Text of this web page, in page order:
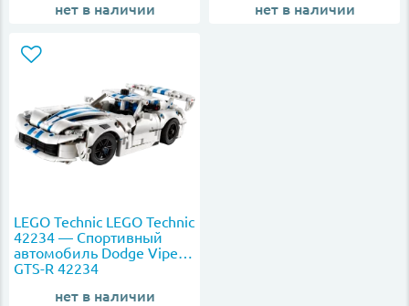
нет в наличии
нет в наличии
LEGO Technic LEGO Technic
42234 — Спортивный
автомобиль Dodge Viper
GTS-R 42234
нет в наличии